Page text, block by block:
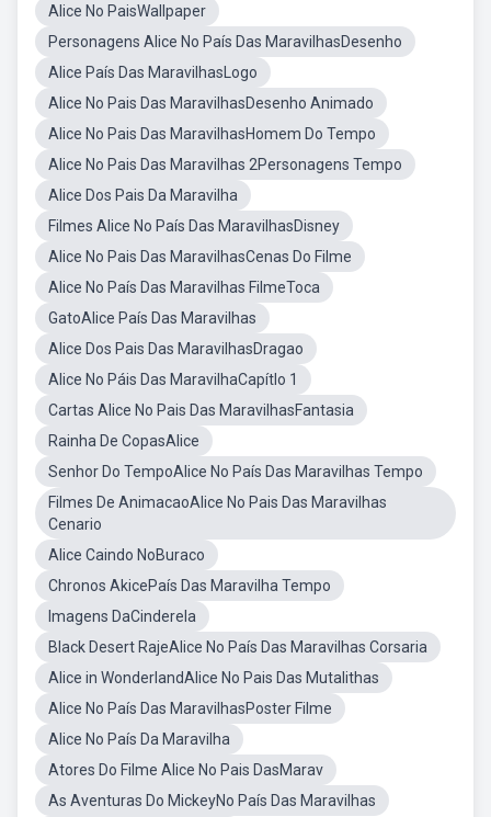
Alice No PaisWallpaper
Personagens Alice No País Das MaravilhasDesenho
Alice País Das MaravilhasLogo
Alice No Pais Das MaravilhasDesenho Animado
Alice No Pais Das MaravilhasHomem Do Tempo
Alice No Pais Das Maravilhas 2Personagens Tempo
Alice Dos Pais Da Maravilha
Filmes Alice No País Das MaravilhasDisney
Alice No Pais Das MaravilhasCenas Do Filme
Alice No País Das Maravilhas FilmeToca
GatoAlice País Das Maravilhas
Alice Dos Pais Das MaravilhasDragao
Alice No Páis Das MaravilhaCapítlo 1
Cartas Alice No Pais Das MaravilhasFantasia
Rainha De CopasAlice
Senhor Do TempoAlice No País Das Maravilhas Tempo
Filmes De AnimacaoAlice No Pais Das Maravilhas
Cenario
Alice Caindo NoBuraco
Chronos AkicePaís Das Maravilha Tempo
Imagens DaCinderela
Black Desert RajeAlice No País Das Maravilhas Corsaria
Alice in WonderlandAlice No Pais Das Mutalithas
Alice No País Das MaravilhasPoster Filme
Alice No País Da Maravilha
Atores Do Filme Alice No Pais DasMarav
As Aventuras Do MickeyNo País Das Maravilhas